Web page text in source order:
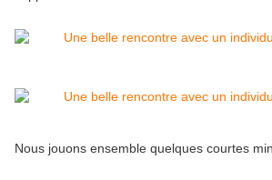
Nous jouons ensemble quelques courtes